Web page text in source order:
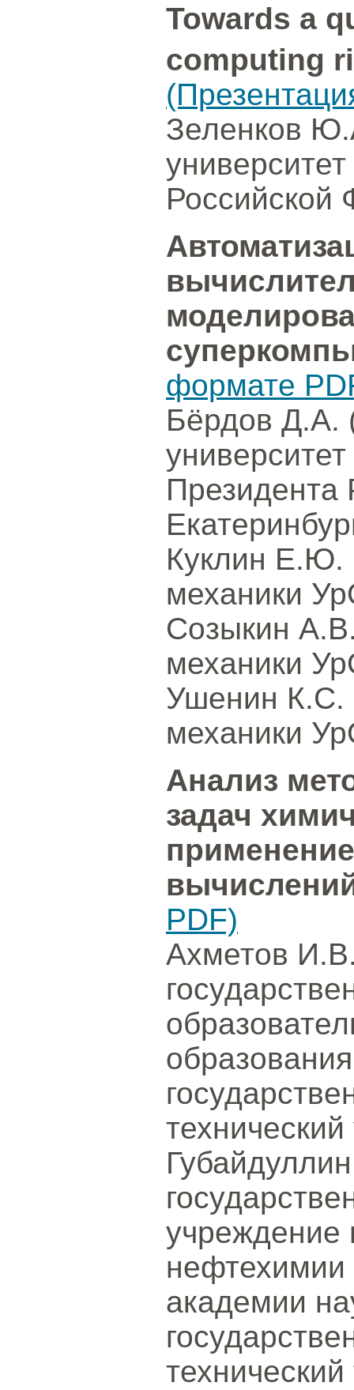
Towards a
computing
Зеленков
Российской
формате
Бёрдов Д.А.
Куклин Е.Ю.
механики
Созыкин
механики
Ушенин К.С.
механики
Анализ
задач
PDF)
Ахметов
учреждение
нефтехимии
академии